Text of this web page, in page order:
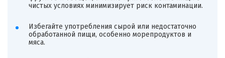
чистых условиях минимизирует риск контаминации.
Избегайте употребления сырой или недостаточно
обработанной пищи, особенно морепродуктов и
мяса.